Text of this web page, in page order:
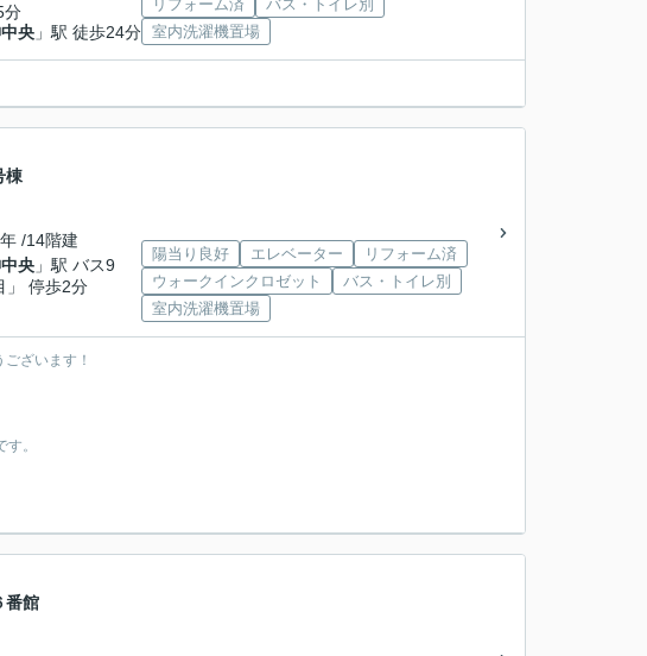
分
央 」駅 徒歩24分
リフォーム済
バス・トイレ別
室内洗濯機置場
棟
/14階建
央 」駅 バス9
」 停歩2分
陽当り良好 エレベーター
リフォーム済
ウォークインクロゼット
バス・トイレ別
室内洗濯機置場
ざいます！
。
番館